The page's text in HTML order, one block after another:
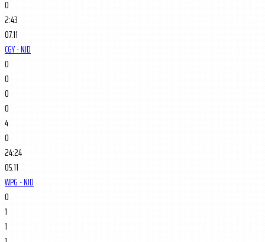
0
2:43
07.11
CGY - NJD
0
0
0
0
4
0
24:24
05.11
WPG - NJD
0
1
1